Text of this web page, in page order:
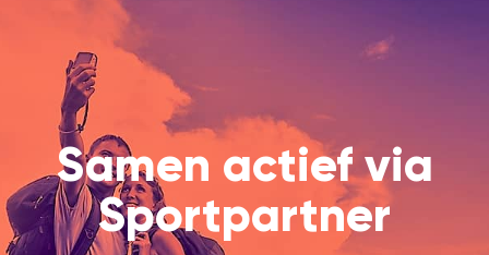
Samen actief via
Sportpartner